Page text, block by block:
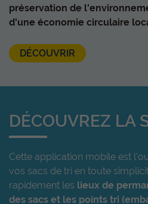
préservation de
d'une économie circulaire
DÉCOUVRIR
DÉCOUVREZ LA
Cette application mobile est
vos sacs de tri en toute
rapidement les lieux de
des sacs et les points tri